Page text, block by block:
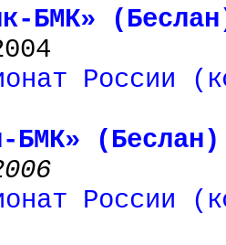
БМК»
России
БМК» (Беслан)
России